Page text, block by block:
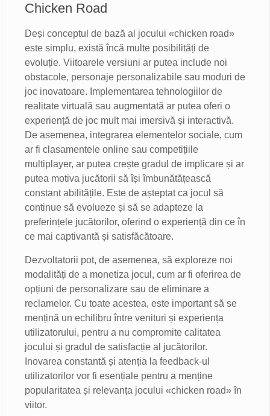
Chicken Road
Deși conceptul de bază al jocului «chicken road»
este simplu, există încă multe posibilități de
evoluție. Viitoarele versiuni ar putea include noi
obstacole, personaje personalizabile sau moduri de
joc inovatoare. Implementarea tehnologiilor de
realitate virtuală sau augmentată ar putea oferi o
experiență de joc mult mai imersivă și interactivă.
De asemenea, integrarea elementelor sociale, cum
ar fi clasamentele online sau competițiile
multiplayer, ar putea crește gradul de implicare și ar
putea motiva jucătorii să își îmbunătățească
constant abilitățile. Este de așteptat ca jocul să
continue să evolueze și să se adapteze la
preferințele jucătorilor, oferind o experiență din ce în
ce mai captivantă și satisfăcătoare.
Dezvoltatorii pot, de asemenea, să exploreze noi
modalități de a monetiza jocul, cum ar fi oferirea de
opțiuni de personalizare sau de eliminare a
reclamelor. Cu toate acestea, este important să se
mențină un echilibru între venituri și experiența
utilizatorului, pentru a nu compromite calitatea
jocului și gradul de satisfacție al jucătorilor.
Inovarea constantă și atenția la feedback-ul
utilizatorilor vor fi esențiale pentru a menține
popularitatea și relevanța jocului «chicken road» în
viitor.